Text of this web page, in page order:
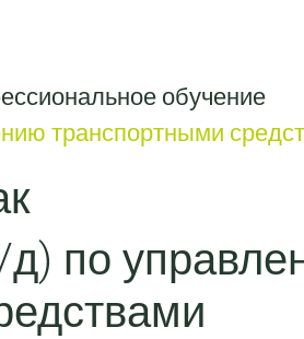
обучение
транспортными
по